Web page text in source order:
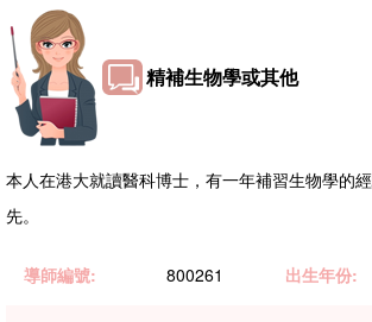
精補生物學或其他
本人在港大就讀醫科博士，有一年補習生物學的
先。
導師編號: 800261 出生年份: